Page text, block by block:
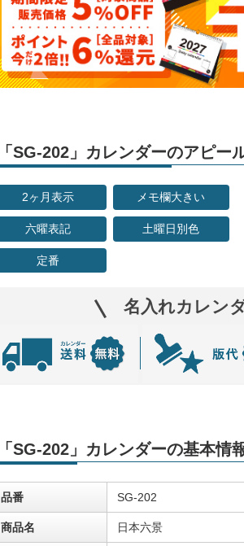
「SG-202」カレンダーのアピー
2ヶ月表示 メモ欄大きい
六曜表記 土曜日別色
定番
名入れカレン
「SG-202」カレンダーの基本情
品番 SG-202
商品名 日本六景